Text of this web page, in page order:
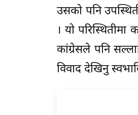
उसको पनि
। यो
कांग्रेसले पनि
विवाद देखिनु